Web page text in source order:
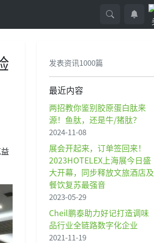
发表资讯1000篇
最近内容
两招教你鉴别胶原蛋白肽来
源！鱼肽，还是牛/猪肽？
2024-11-08
展会开起来，订单签回来！
2023HOTELEX上海展今日盛
大开幕，同步释放文旅酒店及
餐饮复苏最强音
2023-05-29
Cheil鹏泰助力好记打造调味
品行业全链路数字化企业
2021-11-19